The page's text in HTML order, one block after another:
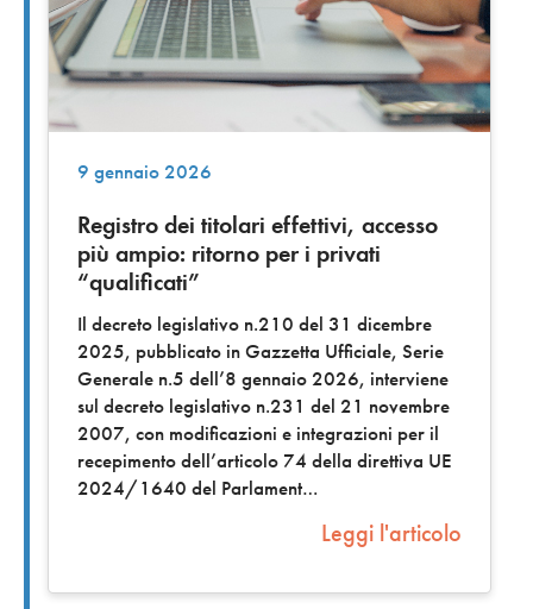
9 gennaio 2026
Registro dei titolari effettivi, accesso
più ampio: ritorno per i privati
“qualificati”
Il decreto legislativo n.210 del 31 dicembre
2025, pubblicato in Gazzetta Ufficiale, Serie
Generale n.5 dell’8 gennaio 2026, interviene
sul decreto legislativo n.231 del 21 novembre
2007, con modificazioni e integrazioni per il
recepimento dell’articolo 74 della direttiva UE
2024/1640 del Parlament
Leggi l'articolo